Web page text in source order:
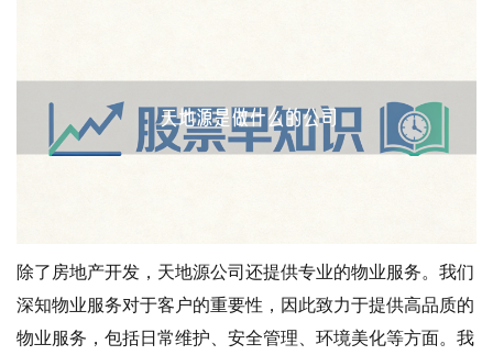
除了房地产开发，天地源公司还提供专业的物业服务。我们
深知物业服务对于客户的重要性，因此致力于提供高品质的
物业服务，包括日常维护、安全管理、环境美化等方面。我